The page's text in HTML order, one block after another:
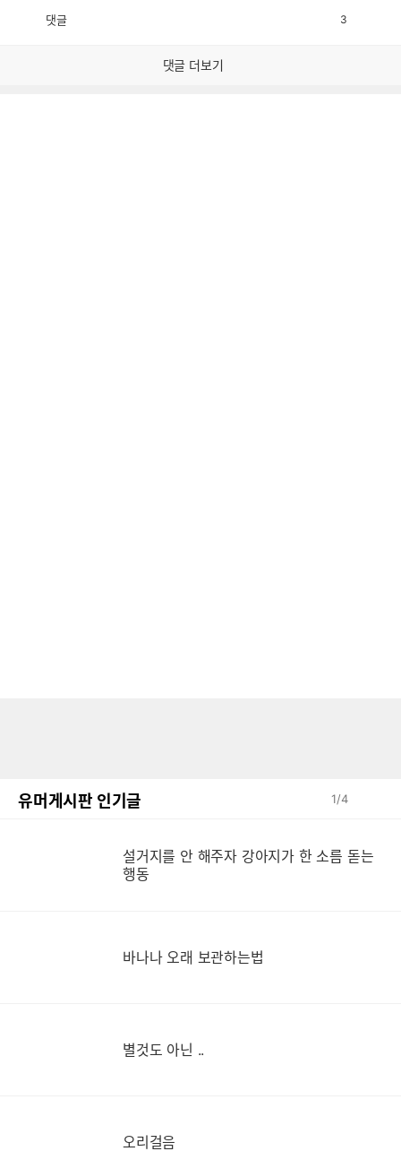
댓글 3
댓글 더보기
유머게시판 인기글 1/4
설거지를 안 해주자 강아지가 한 소름 돋는
행동
바나나 오래 보관하는법
별것도 아닌 ..
오리걸음